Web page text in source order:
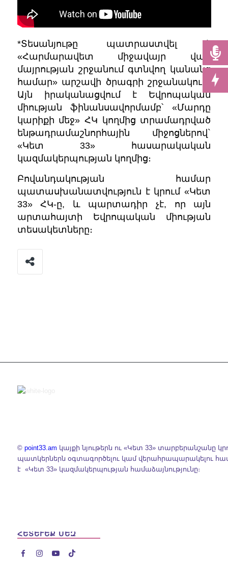
*Տեսանյութը պատրաստվել է
«Հարմարավետ միջավայր վաղ
մայրության շրջանում գտնվող կանանց
համար» արշավի ծրագրի շրջանակում։
Այն իրականացվում է Եվրոպական
միության ֆինանսավորմամբ՝ «Մարդը
կարիքի մեջ» ՀԿ կողմից տրամադրված
ենթադրամաշնորհային միջոցներով`
«Կետ 33» հասարակական
կազմակերպության կողմից։
Բովանդակության համար
պատասխանատվություն է կրում «Կետ
33» ՀԿ-ը, և պարտադիր չէ, որ այն
արտահայտի Եվրոպական միության
տեսակետները։
© point33.am կայքի նյութերն ու «Կետ 33» տարբերանշանը
պատկերներն օգտագործելու կամ վերահրապարակելու
է «Կետ 33» կազմակերպության համաձայնությունը։
ՀԵՏԵՒԵՔ ՄԵԶ
   